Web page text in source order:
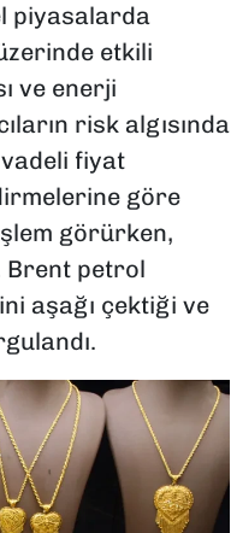
piyasalarda
etkili
ve enerji
risk algısında
vadeli fiyat
göre
görürken,
Brent petrol
aşağı çektiği ve